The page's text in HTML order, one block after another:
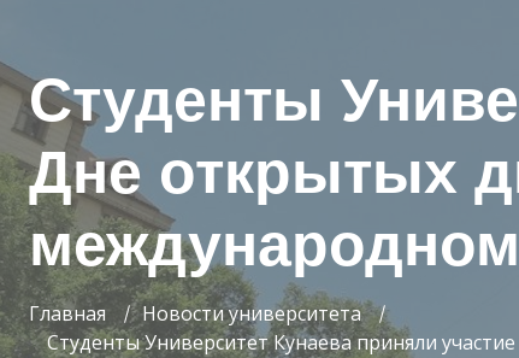
Студенты
Дне открытых
Главная
Новости университета
Студенты Университет Кунаева приняли